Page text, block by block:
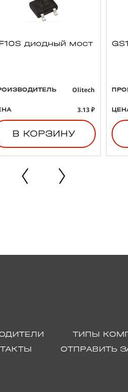
диодный мост
Olitech
3.13 ₽
В КОРЗИНУ
ТИПЫ
ОТПРАВИТЬ